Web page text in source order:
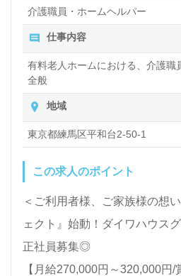
実現したい、施設形態や環境
等の方も大歓迎です！求人詳
トよりご案内します。お問い
します。
【同時募集：あなたのご希望
全国展開！ご希望エリアを担
えください。お問い合わせも
医療/福祉業界の正社員/パート
ブ介護】＊求人情報収集、将
介護職員・ホームヘルパー
仕事内容
有料老人ホームにおける、介護職
全般
入浴や排せつ、食事などの身体的
除、洗濯など日常生活のサポート
地域
東京都練馬区平和台2-50-1
この求人のポイント
＜ご利用者様、ご家族様の想
ェクト』始動！ダイワハウス
正社員募集◎
【月給270,000円～320,000円